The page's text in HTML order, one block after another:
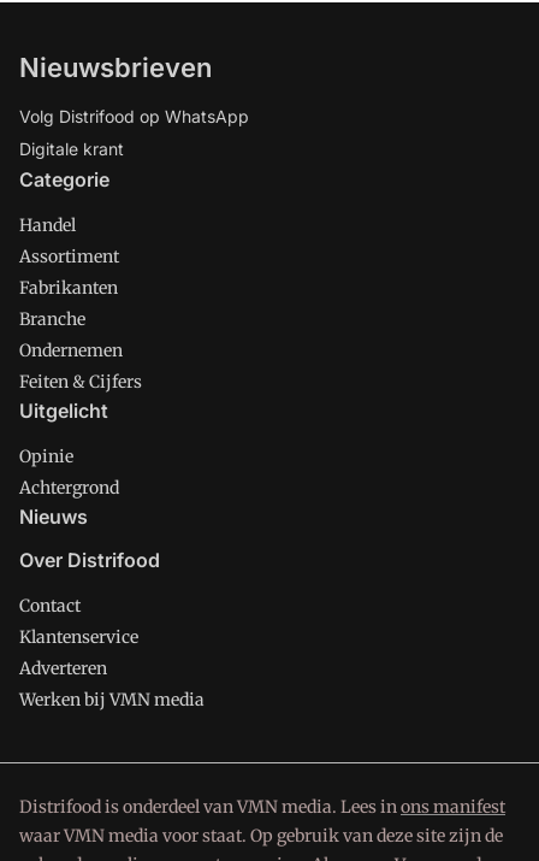
Nieuwsbrieven
Volg Distrifood op WhatsApp
Digitale krant
Categorie
Handel
Assortiment
Fabrikanten
Branche
Ondernemen
Feiten & Cijfers
Uitgelicht
Opinie
Achtergrond
Nieuws
Over Distrifood
Contact
Klantenservice
Adverteren
Werken bij VMN media
Distrifood is onderdeel van VMN media. Lees inons manifest
waar VMN media voor staat. Op gebruik van deze site zijn de